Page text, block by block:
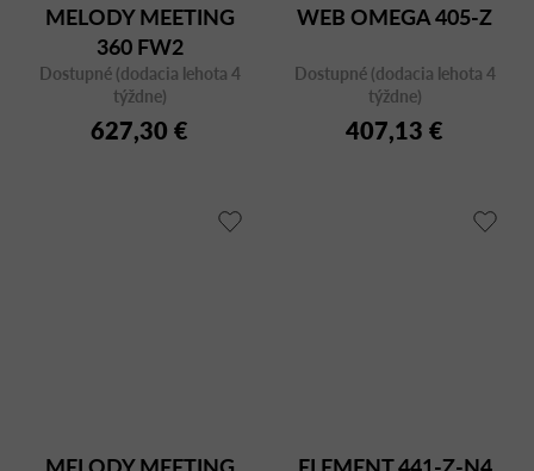
MELODY MEETING
360 FW2
Dostupné (dodacia lehota 4
týždne)
627,30 €
WEB OMEGA 405-Z
Dostupné (dodacia lehota 4
týždne)
407,13 €